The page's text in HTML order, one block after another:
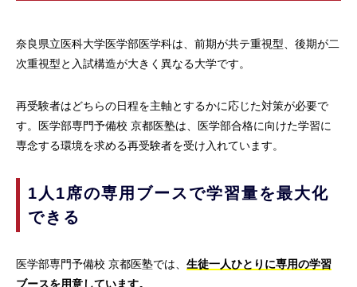
奈良県立医科大学医学部医学科は、前期が共テ重視型、後期が二
次重視型と入試構造が大きく異なる大学です。
再受験者はどちらの日程を主軸とするかに応じた対策が必要で
す。医学部専門予備校 京都医塾は、医学部合格に向けた学習に
専念する環境を求める再受験者を受け入れています。
1人1席の専用ブースで学習量を最大化
できる
医学部専門予備校 京都医塾では、 生徒一人ひとりに専用の学習
ブースを用意しています。